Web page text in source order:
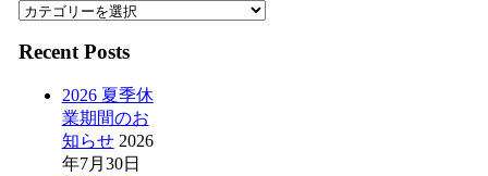
Recent Posts
2026 夏季休
業期間のお
知らせ 2026
年7月30日